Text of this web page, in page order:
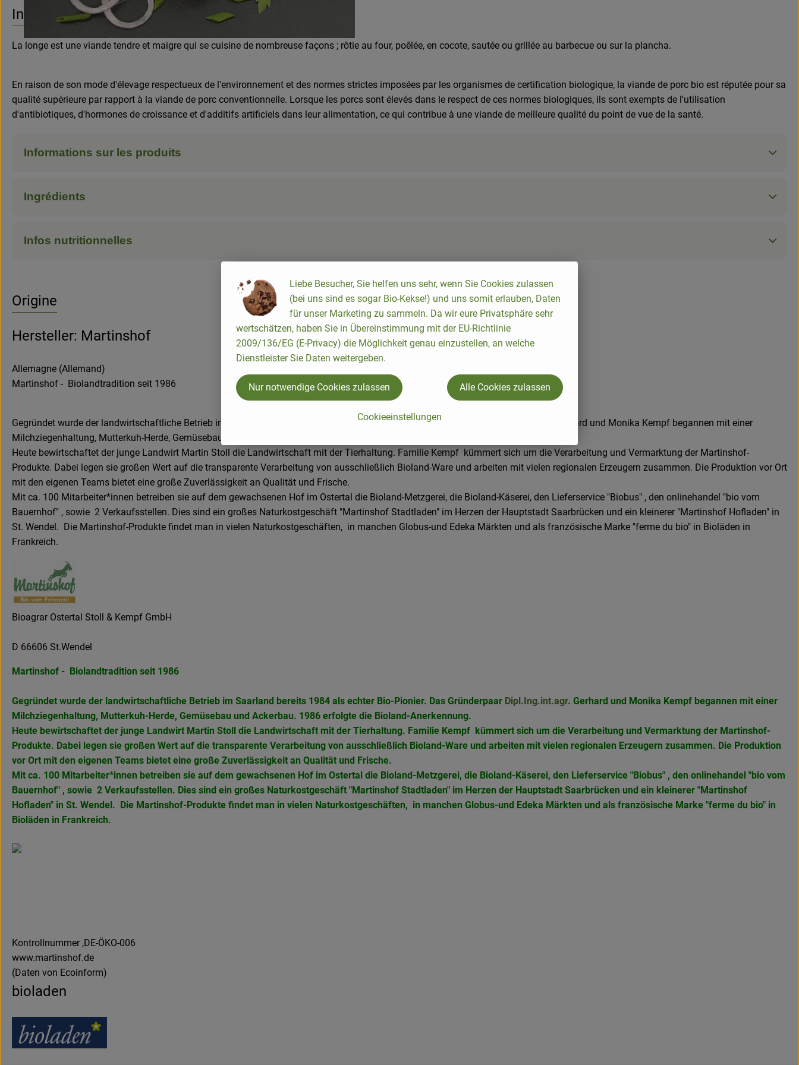
Info
La longe est une viande tendre et maigre qui se cuisine de nombreuse façons ; rôtie au four, poêlée, en cocote, sautée ou grillée au barbecue ou sur la plancha.
En raison de son mode d'élevage respectueux de l'environnement et des normes strictes imposées par les organismes de certification biologique, la viande de porc bio est réputée pour sa
qualité supérieure par rapport à la viande de porc conventionnelle. Lorsque les porcs sont élevés dans le respect de ces normes biologiques, ils sont exempts de l'utilisation
d'antibiotiques, d'hormones de croissance et d'additifs artificiels dans leur alimentation, ce qui contribue à une viande de meilleure qualité du point de vue de la santé.
Informations sur les produits
Ingrédients
Infos nutritionnelles
Origine
Hersteller: Martinshof
Allemagne (Allemand)
Martinshof - Biolandtradition seit 1986
Gegründet wurde der landwirtschaftliche Betrieb im Saarland bereits 1984 als echter Bio-Pionier. Das Gründerpaar Dipl.Ing.int.agr. Gerhard und Monika Kempf begannen mit einer
Milchziegenhaltung, Mutterkuh-Herde, Gemüsebau und Ackerbau. 1986 erfolgte die Bioland-Anerkennung.
Heute bewirtschaftet der junge Landwirt Martin Stoll die Landwirtschaft mit der Tierhaltung. Familie Kempf kümmert sich um die Verarbeitung und Vermarktung der Martinshof-
Produkte. Dabei legen sie großen Wert auf die transparente Verarbeitung von ausschließlich Bioland-Ware und arbeiten mit vielen regionalen Erzeugern zusammen. Die Produktion vor Ort
mit den eigenen Teams bietet eine große Zuverlässigkeit an Qualität und Frische.
Mit ca. 100 Mitarbeiter*innen betreiben sie auf dem gewachsenen Hof im Ostertal die Bioland-Metzgerei, die Bioland-Käserei, den Lieferservice "Biobus" , den onlinehandel "bio vom
Bauernhof" , sowie 2 Verkaufsstellen. Dies sind ein großes Naturkostgeschäft "Martinshof Stadtladen" im Herzen der Hauptstadt Saarbrücken und ein kleinerer "Martinshof Hofladen" in
St. Wendel. Die Martinshof-Produkte findet man in vielen Naturkostgeschäften, in manchen Globus-und Edeka Märkten und als französische Marke "ferme du bio" in Bioläden in
Frankreich.
Bioagrar Ostertal Stoll & Kempf GmbH
D 66606 St.Wendel
Martinshof - Biolandtradition seit 1986
Gegründet wurde der landwirtschaftliche Betrieb im Saarland bereits 1984 als echter Bio-Pionier. Das Gründerpaar Dipl.Ing.int.agr. Gerhard und Monika Kempf begannen mit einer
Milchziegenhaltung, Mutterkuh-Herde, Gemüsebau und Ackerbau. 1986 erfolgte die Bioland-Anerkennung.
Heute bewirtschaftet der junge Landwirt Martin Stoll die Landwirtschaft mit der Tierhaltung. Familie Kempf kümmert sich um die Verarbeitung und Vermarktung der Martinshof-
Produkte. Dabei legen sie großen Wert auf die transparente Verarbeitung von ausschließlich Bioland-Ware und arbeiten mit vielen regionalen Erzeugern zusammen. Die Produktion
vor Ort mit den eigenen Teams bietet eine große Zuverlässigkeit an Qualität und Frische.
Mit ca. 100 Mitarbeiter*innen betreiben sie auf dem gewachsenen Hof im Ostertal die Bioland-Metzgerei, die Bioland-Käserei, den Lieferservice "Biobus" , den onlinehandel "bio vom
Bauernhof" , sowie 2 Verkaufsstellen. Dies sind ein großes Naturkostgeschäft "Martinshof Stadtladen" im Herzen der Hauptstadt Saarbrücken und ein kleinerer "Martinshof
Hofladen" in St. Wendel. Die Martinshof-Produkte findet man in vielen Naturkostgeschäften, in manchen Globus-und Edeka Märkten und als französische Marke "ferme du bio" in
Bioläden in Frankreich.
Kontrollnummer ,DE-ÖKO-006
www.martinshof.de
(Daten von Ecoinform)
bioladen
Liebe Besucher, Sie helfen uns sehr, wenn Sie Cookies zulassen
(bei uns sind es sogar Bio-Kekse!) und uns somit erlauben, Daten
für unser Marketing zu sammeln. Da wir eure Privatsphäre sehr
wertschätzen, haben Sie in Übereinstimmung mit der EU-Richtlinie
2009/136/EG (E-Privacy) die Möglichkeit genau einzustellen, an welche
Dienstleister Sie Daten weitergeben.
Cookieeinstellungen
Nur notwendige Cookies zulassen Alle Cookies zulassen